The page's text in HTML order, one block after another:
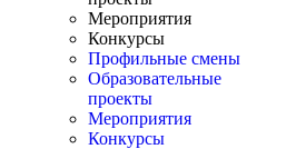
Мероприятия
Конкурсы
Профильные смены
Образовательные
проекты
Мероприятия
Конкурсы